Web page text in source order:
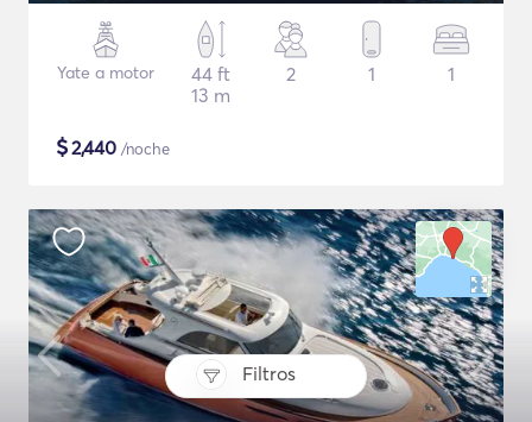
Filtros
Yate a motor
44 ft
13 m
2 1 1
$2,440 /noche